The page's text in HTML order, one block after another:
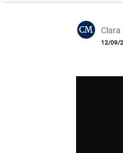
CM Clara
12/09/